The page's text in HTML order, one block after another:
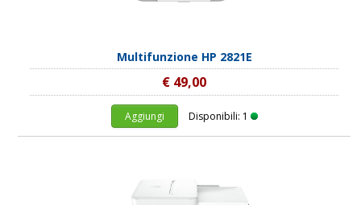
Multifunzione HP 2821E
€ 49,00
Aggiungi Disponibili: 1